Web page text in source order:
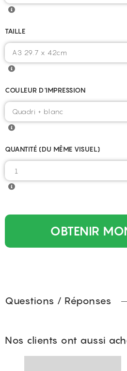
TAILLE
COULEUR D'IMPRESSION
QUANTITÉ (DU MÊME VISUEL)
OBTENIR
Questions / Réponses
Nos clients ont aussi